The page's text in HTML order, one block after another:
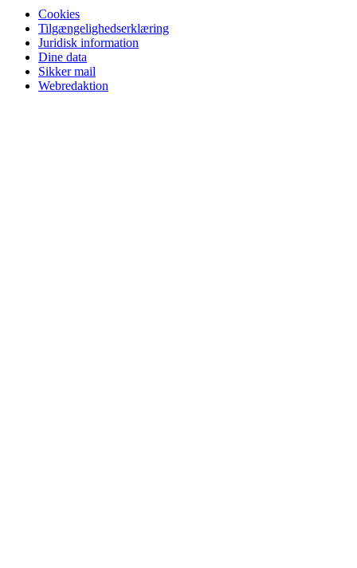
Cookies
Tilgængelighedserklæring
Juridisk information
Dine data
Sikker mail
Webredaktion